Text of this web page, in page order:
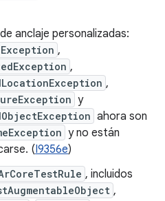
anclaje personalizadas:
,
,
,
y
ahora son
y no están
(I9356e)
, incluidos
,